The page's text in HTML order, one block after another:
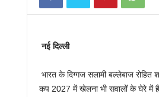
नई दिल्ली
भारत के दिग्गज सलामी बल्लेबाज
कप 2027 में खेलना भी सवालों के घेरे में